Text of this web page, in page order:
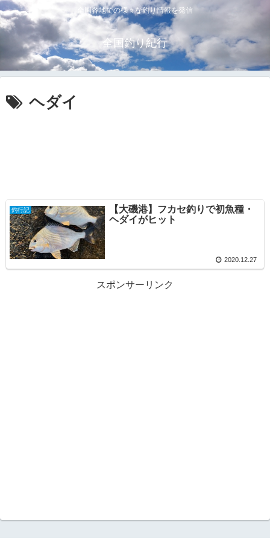
全国各地での様々な釣り情報を発信
全国釣り紀行
ヘダイ
釣行記
【大磯港】フカセ釣りで初魚種・
ヘダイがヒット
2020.12.27
スポンサーリンク